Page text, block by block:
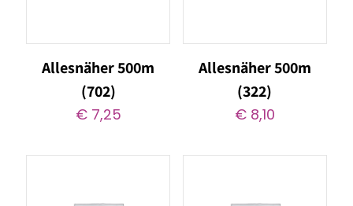
Allesnäher 500m
(702)
€7,25
Allesnäher 500m
(322)
€8,10